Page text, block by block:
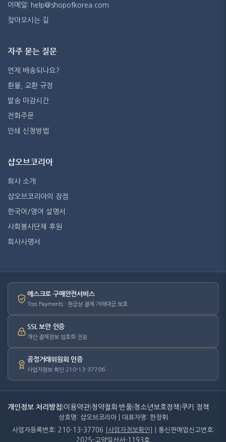
이메일: help@shopofkorea.com
찾아오시는 길
자주 묻는 질문
언제 배송되나요?
환불, 교환 규정
발송 마감시간
전화주문
인쇄 신청방법
샵오브코리아
회사 소개
샵오브코리아의 장점
한국어/영어 설명서
사회봉사단체 후원
회사사명서
에스크로 구매안전서비스
Toss Payments · 현금성 결제 거래대금 보호
SSL 보안 인증
개인·결제정보 암호화 전송
공정거래위원회 인증
사업자정보 확인 210-13-37706
개인정보 처리방침 이용약관 청약철회·반품 청소년보호정책 쿠키 정책
상호명: 샵오브코리아 | 대표자명: 한창휘
사업자등록번호: 210-13-37706
[사업자정보확인]
| 통신판매업신고번호:
2025-고양일산서-1193호